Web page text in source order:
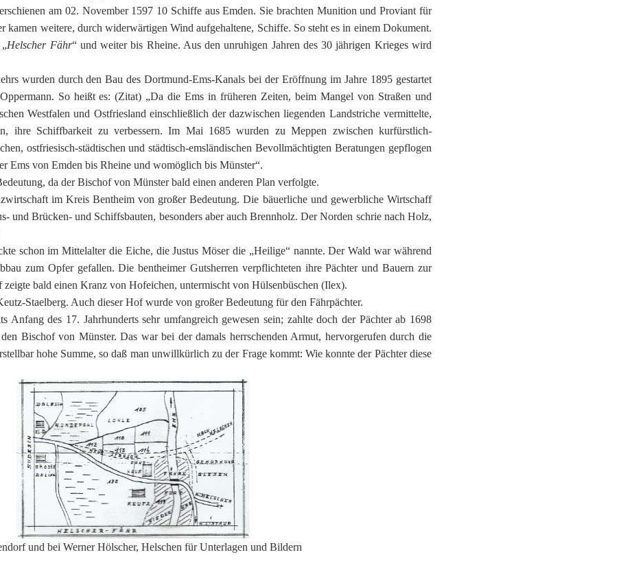
am 02. November 1597 10 Schiffe aus Emden. Sie brachten Munition und Proviant für
weitere, durch widerwärtigen Wind aufgehaltene, Schiffe. So steht es in einem Dokument.
Helscher Fähr“ und weiter bis Rheine. Aus den unruhigen Jahren des 30 jährigen Krieges wird
wurden durch den Bau des Dortmund-Ems-Kanals bei der Eröffnung im Jahre 1895 gestartet
So heißt es: (Zitat) „Da die Ems in früheren Zeiten, beim Mangel von Straßen und
Westfalen und Ostfriesland einschließlich der dazwischen liegenden Landstriche vermittelte,
ihre Schiffbarkeit zu verbessern. Im Mai 1685 wurden zu Meppen zwischen kurfürstlich-
ostfriesisch-städtischen und städtisch-emsländischen Bevollmächtigten Beratungen gepflogen
Ems von Emden bis Rheine und womöglich bis Münster“.
da der Bischof von Münster bald einen anderen Plan verfolgte.
im Kreis Bentheim von großer Bedeutung. Die bäuerliche und gewerbliche Wirtschaff
und Brücken- und Schiffsbauten, besonders aber auch Brennholz. Der Norden schrie nach Holz,
schon im Mittelalter die Eiche, die Justus Möser die „Heilige“ nannte. Der Wald war während
zum Opfer gefallen. Die bentheimer Gutsherren verpflichteten ihre Pächter und Bauern zur
bald einen Kranz von Hofeichen, untermischt von Hülsenbüschen (Ilex).
Staelberg. Auch dieser Hof wurde von großer Bedeutung für den Fährpächter.
Anfang des 17. Jahrhunderts sehr umfangreich gewesen sein; zahlte doch der Pächter ab 1698
Bischof von Münster. Das war bei der damals herrschenden Armut, hervorgerufen durch die
hohe Summe, so daß man unwillkürlich zu der Frage kommt: Wie konnte der Pächter diese
und bei Werner Hölscher, Helschen für Unterlagen und Bildern